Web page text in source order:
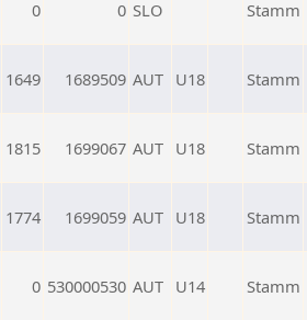
0 0 SLO Stamm
1649 1689509 AUT U18 Stamm
1815 1699067 AUT U18 Stamm
1774 1699059 AUT U18 Stamm
0 530000530 AUT U14 Stamm